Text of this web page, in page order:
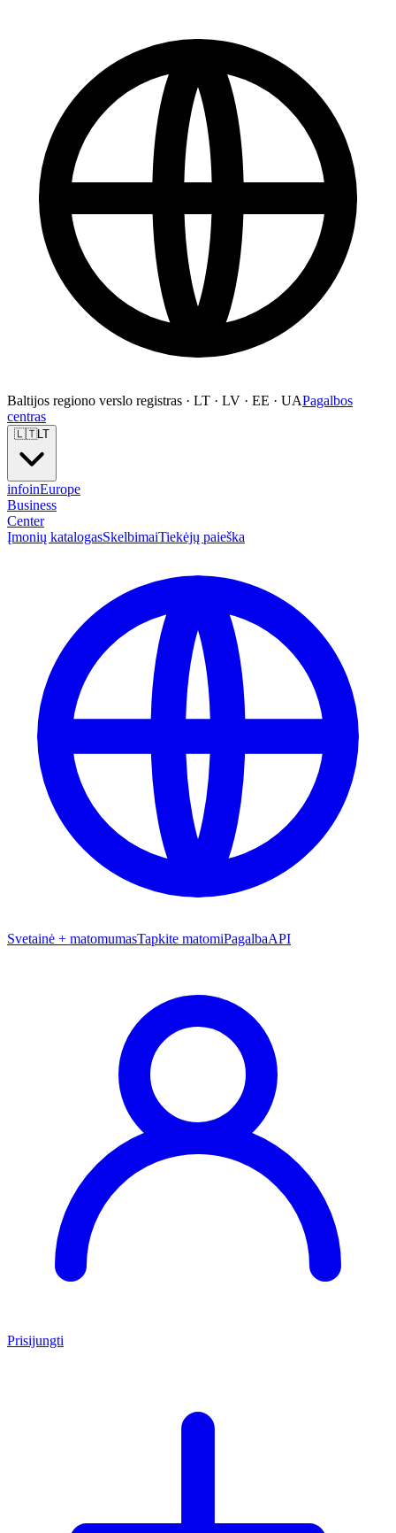
Baltijos regiono verslo registras · LT · LV · EE · UAPagalbos
centras
🇱🇹LT
infoinEurope
Business
Center
Įmonių katalogasSkelbimaiTiekėjų paieška
Svetainė + matomumasTapkite matomiPagalbaAPI
Prisijungti